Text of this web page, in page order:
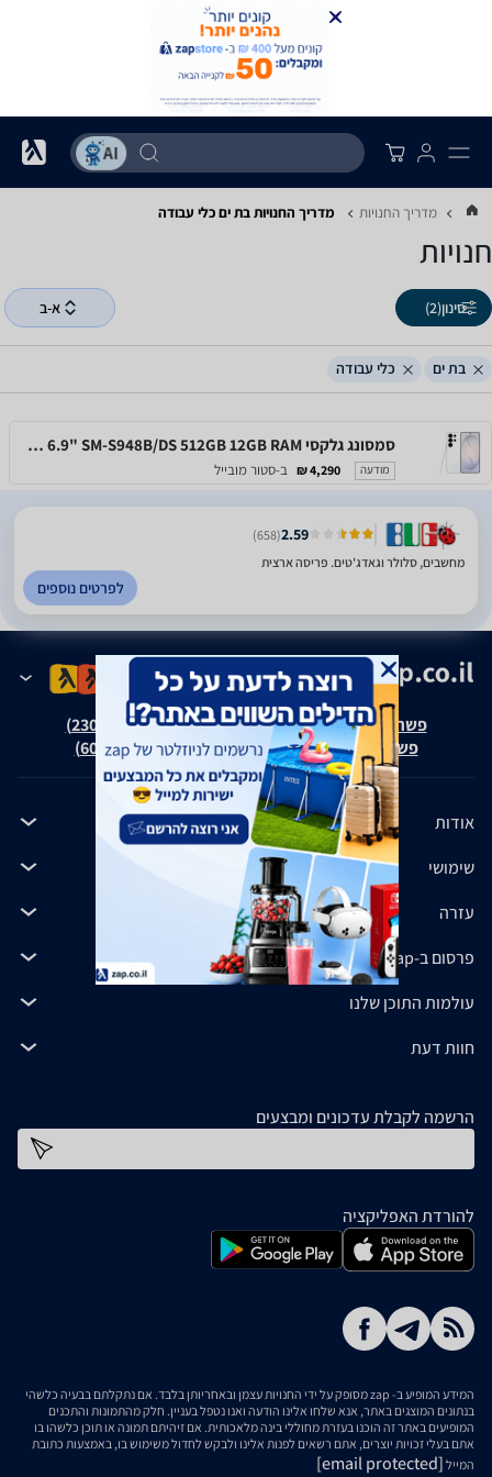
מדריך החנויות מדריך החנויות ‏בת ים ‏כלי עבודה
חנויות
סינון(2) א-ב
בת ים כלי עבודה
סמסונג גלקסי Samsung Galaxy S26 Ultra 6.9" SM-S948B/DS 512GB 12GB RAM
מודעה 4,290 ₪ ב-סטור מובייל
2.59
(658)
מחשבים, סלולר וגאדג'טים. פריסה ארצית
לפרטים נוספים
פשרה בת"צ אבנצ'יק נ' זאפ גרופ (ת"צ 23008-08-20)
פשרה בת"צ כהנים נ' זאפ גרופ (ת"צ 60371-12-19)
אודות
שימושי
עזרה
פרסום ב-zap
עולמות התוכן שלנו
חוות דעת
הרשמה לקבלת עדכונים ומבצעים
להורדת האפליקציה
המידע המופיע ב- zap מסופק על ידי החנויות עצמן ובאחריותן בלבד. אם נתקלתם בבעיה כלשהי
בנתונים המוצגים באתר, אנא שלחו אלינו הודעה ואנו נטפל בעניין. חלק מהתמונות והתכנים
המופיעים באתר זה הוכנו בעזרת מחוללי בינה מלאכותית. אם זיהיתם תמונה או תוכן כלשהו בו
אתם בעלי זכויות יוצרים, אתם רשאים לפנות אלינו ולבקש לחדול משימוש בו, באמצעות כתובת
המייל [email protected]